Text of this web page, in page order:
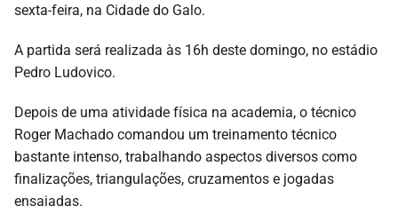
sexta-feira, na Cidade do Galo.
A partida será realizada às 16h deste domingo, no estádio
Pedro Ludovico.
Depois de uma atividade física na academia, o técnico
Roger Machado comandou um treinamento técnico
bastante intenso, trabalhando aspectos diversos como
finalizações, triangulações, cruzamentos e jogadas
ensaiadas.